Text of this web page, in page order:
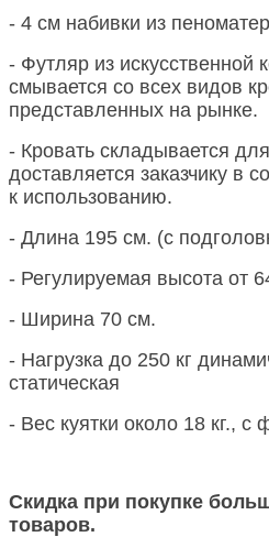
- 4 см набивки из
- Футляр из искусственной
смывается со всех видов
представленных на рынке.
- Кровать складывается
доставляется заказчику в
к использованию.
- Длина 195 см. (с
- Регулируемая высота от
- Ширина 70 см.
- Нагрузка до 250 кг
статическая
- Вес куятки около 18 кг., с
Скидка при покупке
товаров.